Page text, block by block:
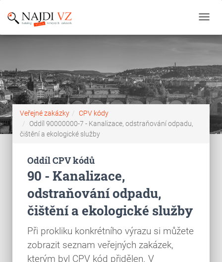
Veřejné zakázky
CPV kódy
Oddíl 90000000-7 - Kanalizace, odstraňování odpadu,
čištění a ekologické služby
Oddíl CPV kódů
90 - Kanalizace,
odstraňování odpadu,
čištění a ekologické služby
Při prokliku konkrétního výrazu si můžete
zobrazit seznam veřejných zakázek,
kterým byl CPV kód přidělen. V